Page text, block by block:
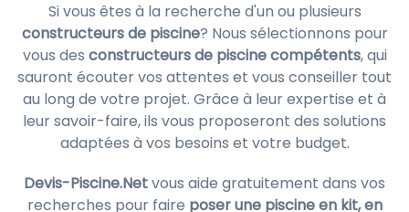
Si vous êtes à la recherche d'un ou plusieurs
constructeurs de piscine? Nous sélectionnons pour
vous des constructeurs de piscine compétents, qui
sauront écouter vos attentes et vous conseiller tout
au long de votre projet. Grâce à leur expertise et à
leur savoir-faire, ils vous proposeront des solutions
adaptées à vos besoins et votre budget.
Devis-Piscine.Netvous aide gratuitement dans vos
recherches pour faire poser une piscine en kit, en